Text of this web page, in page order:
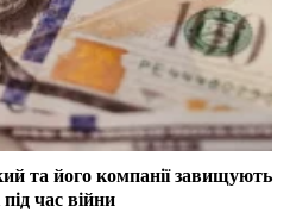
та його компанії завищують
час війни